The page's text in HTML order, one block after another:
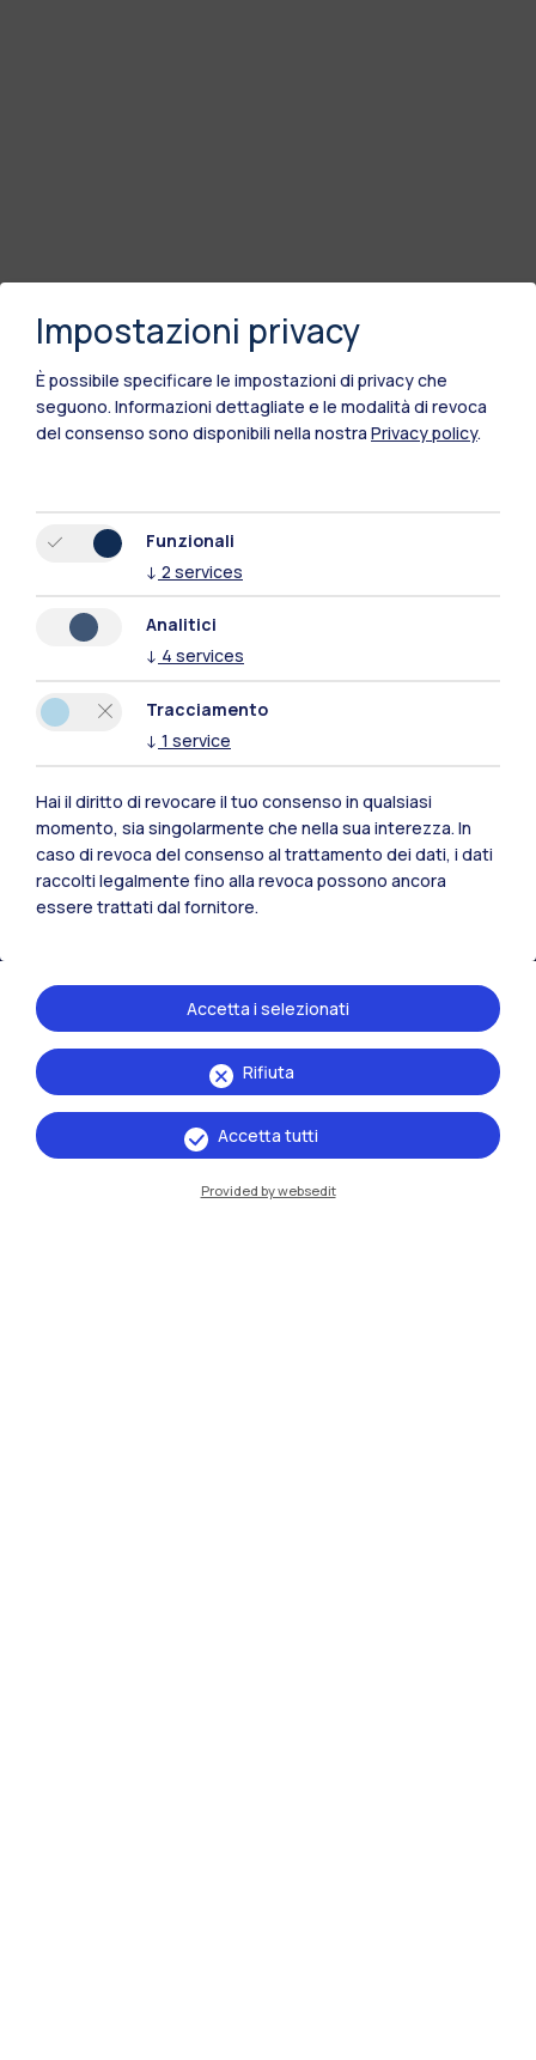
Polimi Community
Tutti i siti dell’ecosistema
Impostazioni privacy
È possibile specificare le impostazioni di privacy che
seguono. Informazioni dettagliate e le modalità di revoca
del consenso sono disponibili nella nostra Privacy policy.
Funzionali
↓ 2 services
Analitici
↓ 4 services
Tracciamento
↓ 1 service
Hai il diritto di revocare il tuo consenso in qualsiasi
momento, sia singolarmente che nella sua interezza. In
caso di revoca del consenso al trattamento dei dati, i dati
raccolti legalmente fino alla revoca possono ancora
essere trattati dal fornitore.
Rifiuta
Accetta i selezionati
Accetta tutti
Provided by websedit